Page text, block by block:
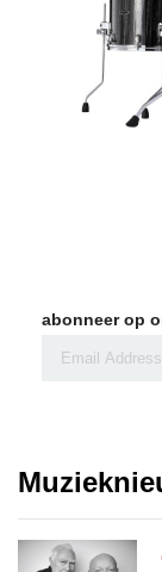
abonneer op